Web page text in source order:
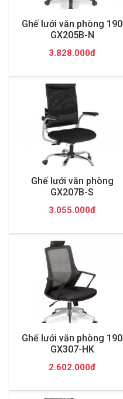
Ghế lưới văn phòng 190
GX205B-N
3.828.000đ
Ghế lưới văn phòng
GX207B-S
3.055.000đ
Ghế lưới văn phòng 190
GX307-HK
2.602.000đ